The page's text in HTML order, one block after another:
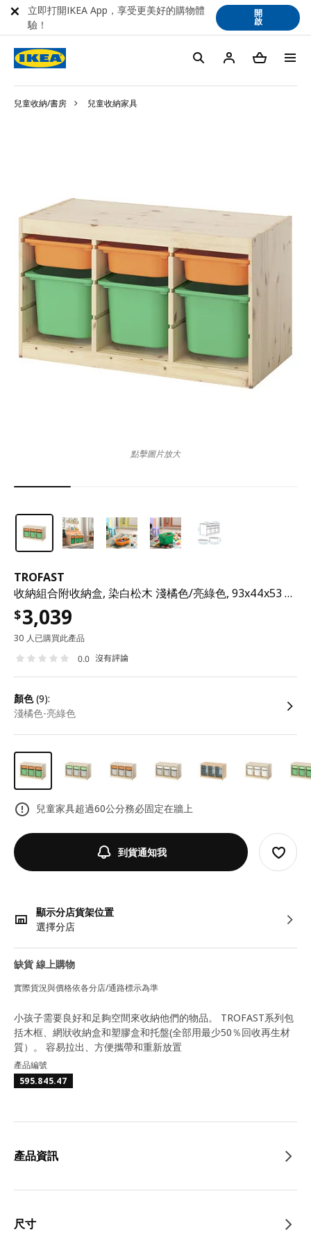
兒童收納/書房 兒童收納家具
TROFAST
收納組合附收納盒, 染白松木 淺橘色/亮綠色, 93x44x53 公分
$3,039
30 人已購買此產品
0.0 沒有評論
顏色(9):
淺橘色-亮綠色
兒童家具超過60公分務必固定在牆上
到貨通知我
顯示分店貨架位置
選擇分店
缺貨 線上購物
實際貨況與價格依各分店/通路標示為準
點擊圖片放大
小孩子需要良好和足夠空間來收納他們的物品。 TROFAST系列包
括木框、網狀收納盒和塑膠盒和托盤(全部用最少50％回收再生材
質）。 容易拉出、方便攜帶和重新放置
產品編號
595.845.47
產品資訊
尺寸
立即打開IKEA App，享受更美好的購物體
驗！
開
啟